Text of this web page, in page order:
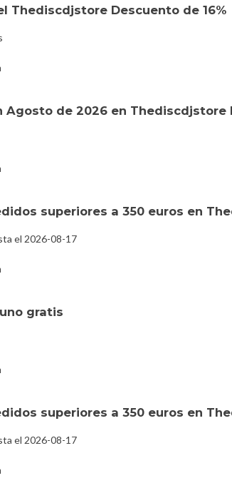
Thediscdjstore Descuento de 16%
Agosto de 2026 en Thediscdjstore
superiores a 350 euros en
el 2026-08-17
gratis
superiores a 350 euros en
el 2026-08-17